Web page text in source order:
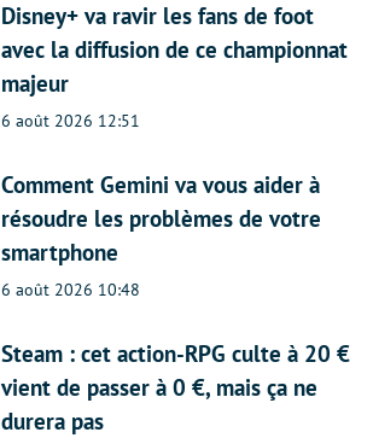
Disney+ va ravir les fans de foot
avec la diffusion de ce championnat
majeur
6 août 2026 12:51
Comment Gemini va vous aider à
résoudre les problèmes de votre
smartphone
6 août 2026 10:48
Steam : cet action-RPG culte à 20 €
vient de passer à 0 €, mais ça ne
durera pas